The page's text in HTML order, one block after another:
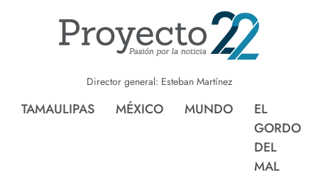
Director general: Esteban Martínez
TAMAULIPAS MÉXICO MUNDO
EL
GORDO
DEL
MAL